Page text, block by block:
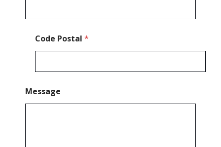
Code Postal *
Message